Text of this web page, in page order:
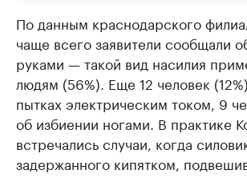
По данным краснодарского
чаще всего заявители сообщали
руками — такой вид насилия
людям (56%). Еще 12 человек
пытках электрическим током, 9
об избиении ногами. В практике
встречались случаи, когда
задержанного кипятком,